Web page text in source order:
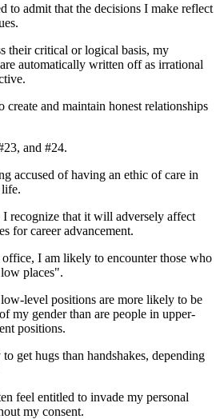
to admit that the decisions I make reflect
their critical or logical basis, my
automatically written off as irrational
create and maintain honest relationships
and #24.
accused of having an ethic of care in
recognize that it will adversely affect
for career advancement.
I am likely to encounter those who
places".
level positions are more likely to be
my gender than are people in upper-
positions.
get hugs than handshakes, depending
feel entitled to invade my personal
my consent.